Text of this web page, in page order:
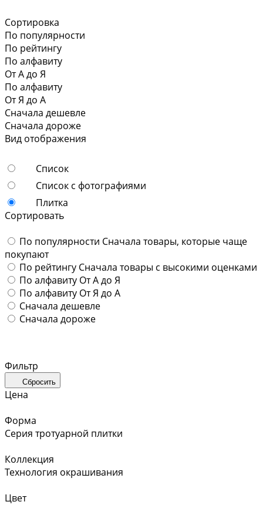
Сортировка
По популярности
По рейтингу
По алфавиту
От А до Я
По алфавиту
От Я до А
Сначала дешевле
Сначала дороже
Вид отображения
Список
Список с фотографиями
Плитка
Сортировать
По популярности Сначала товары, которые чаще
покупают
По рейтингу Сначала товары с высокими оценками
По алфавиту От А до Я
По алфавиту От Я до А
Сначала дешевле
Сначала дороже
Фильтр
Сбросить
Цена
Форма
Серия тротуарной плитки
Коллекция
Технология окрашивания
Цвет